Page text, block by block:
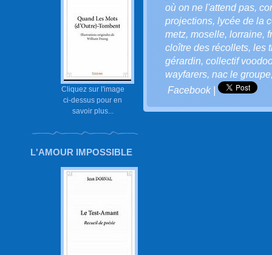
Cliquez sur l'image
ci-dessus pour en
savoir plus...
L'AMOUR IMPOSSIBLE
où on ne l'attend pas,
projections, lycée de la
metz, moselle, lorraine,
cloître des récollets, les
gérardin, collectif
wayfarers, nac le groupe
Facebook|